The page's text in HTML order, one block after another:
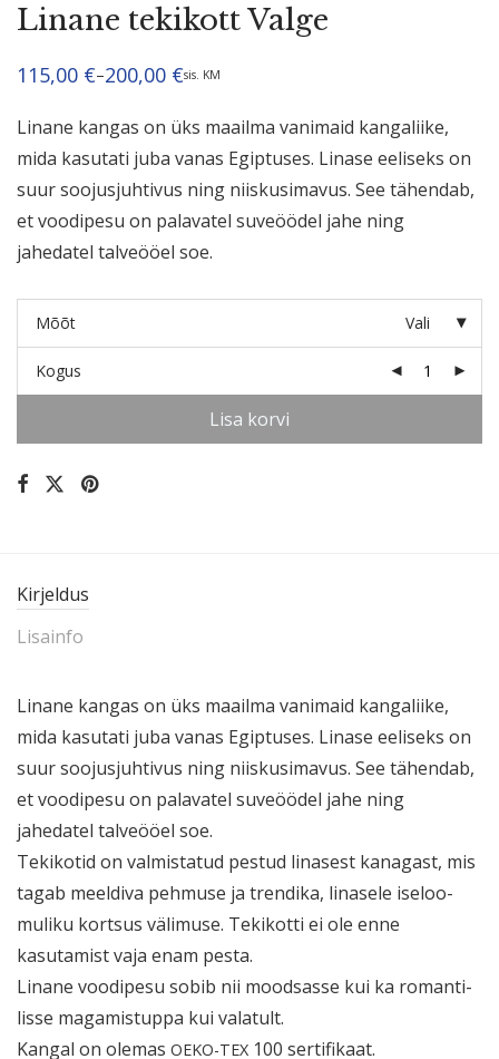
Linane tekikott Valge
115,00 €–200,00 €
Hinnavahemik:
200,00 €
sis. KM
Linane kangas on üks maailma vanimaid kangaliike,
mida kasutati juba vanas Egiptuses. Linase eeliseks on
suur soojusjuhtivus ning niiskusimavus. See tähendab,
et voodipesu on palavatel suveöödel jahe ning
jahedatel talveööel soe.
Mõõt Vali
Kogus
Lisa korvi
Kirjeldus
Lisainfo
Linane kangas on üks maailma vanimaid kanga­liike,
mida kasutati juba vanas Egiptuses. Linase eeliseks on
suur soojus­juh­tivus ning niiskusi­mavus. See tähendab,
et voodipesu on palavatel suveöödel jahe ning
jahedatel talveööel soe.
Tekikotid on valmis­tatud pestud linasest kanagast, mis
tagab meeldiva pehmuse ja trendika, linasele iseloo­
muliku kortsus välimuse. Tekikotti ei ole enne
kasutamist vaja enam pesta.
Linane voodipesu sobib nii moodsasse kui ka roman­ti­
lisse magamis­tuppa kui valatult.
Kangal on olemas OEKO-TEX 100 sertifikaat.